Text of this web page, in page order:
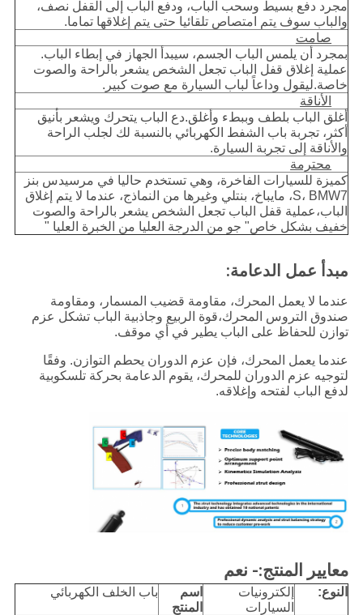
مجرد دفع بسيط وسحب الباب، ودفع الباب إلى القفل نصف،
والباب سوف يتم امتصاص تلقائيا حتى يتم إغلاقها تماما.
صامت
بمجرد أن يلمس الباب الجسم، سيبدأ الجهاز في إبطاء الباب.
عملية إغلاق قفل الباب تجعل الشخص يشعر بالراحة والصوت
خاصة.ليقول وداعاً لباب السيارة مع صوت كبير.
الأناقة
أغلق الباب بلطف وببطء وأغلق.دع الباب يتحرك ويشعر بأنيق
أكثر، تجربة باب الشفط الكهربائي بالنسبة لك لجلب الراحة
والأناقة إلى تجربة السيارة.
محترمة
كميزة للسيارات الفاخرة، وهي تستخدم حاليا في مرسيدس بنز
S، BMW7، مايباخ، بنتلي وغيرها من النماذج، عندما لا يتم إغلاق
الباب،عملية قفل الباب تجعل الشخص يشعر بالراحة والصوت
خفيف بشكل خاص" جو من الدرجة العليا من الخبرة العليا "
مبدأ عمل الدعامة:
عندما لا يعمل المحرك، مقاومة قضيب المسمار، ومقاومة
صندوق التروس المحرك،قوة الربيع وجاذبية الباب تشكل عزم
توازن للحفاظ على الباب يطير في أي موقف.
عندما يعمل المحرك، فإن عزم الدوران يحطم التوازن. وفقًا
لتوجيه عزم الدوران للمحرك، يقوم الدعامة بحركة تلسكوبية
لدفع الباب لفتحه وإغلاقه.
معايير المنتج:- نعم
النوع:
إلكترونيات
السيارات
اسم
المنتج
باب الخلف الكهربائي